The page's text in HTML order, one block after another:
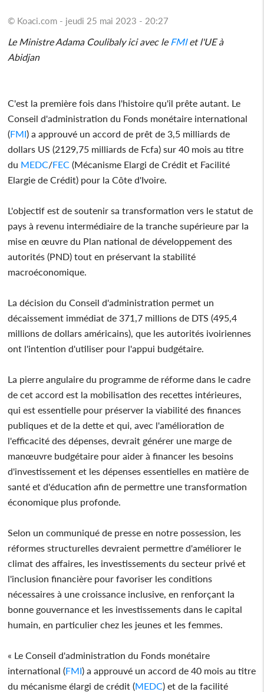
© Koaci.com - jeudi 25 mai 2023 - 20:27
Le Ministre Adama Coulibaly ici avec le FMIet l'UE à
Abidjan
C'est la première fois dans l'histoire qu'il prête autant. Le
Conseil d'administration du Fonds monétaire international
(FMI) a approuvé un accord de prêt de 3,5 milliards de
dollars US (2129,75 milliards de Fcfa) sur 40 mois au titre
du MEDC/FEC (Mécanisme Elargi de Crédit et Facilité
Elargie de Crédit) pour la Côte d'Ivoire.
L'objectif est de soutenir sa transformation vers le statut de
pays à revenu intermédiaire de la tranche supérieure par la
mise en œuvre du Plan national de développement des
autorités (PND) tout en préservant la stabilité
macroéconomique.
La décision du Conseil d'administration permet un
décaissement immédiat de 371,7 millions de DTS (495,4
millions de dollars américains), que les autorités ivoiriennes
ont l'intention d'utiliser pour l'appui budgétaire.
La pierre angulaire du programme de réforme dans le cadre
de cet accord est la mobilisation des recettes intérieures,
qui est essentielle pour préserver la viabilité des finances
publiques et de la dette et qui, avec l'amélioration de
l'efficacité des dépenses, devrait générer une marge de
manœuvre budgétaire pour aider à financer les besoins
d'investissement et les dépenses essentielles en matière de
santé et d'éducation afin de permettre une transformation
économique plus profonde.
Selon un communiqué de presse en notre possession, les
réformes structurelles devraient permettre d'améliorer le
climat des affaires, les investissements du secteur privé et
l'inclusion financière pour favoriser les conditions
nécessaires à une croissance inclusive, en renforçant la
bonne gouvernance et les investissements dans le capital
humain, en particulier chez les jeunes et les femmes.
« Le Conseil d'administration du Fonds monétaire
international (FMI) a approuvé un accord de 40 mois au titre
du mécanisme élargi de crédit (MEDC) et de la facilité